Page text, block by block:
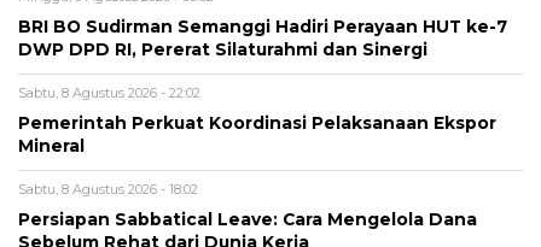
BRI BO Sudirman Semanggi Hadiri Perayaan HUT ke-7
DWP DPD RI, Pererat Silaturahmi dan Sinergi
Sabtu, 8 Agustus 2026 - 22:02
Pemerintah Perkuat Koordinasi Pelaksanaan Ekspor
Mineral
Sabtu, 8 Agustus 2026 - 18:02
Persiapan Sabbatical Leave: Cara Mengelola Dana
Sebelum Rehat dari Dunia Kerja